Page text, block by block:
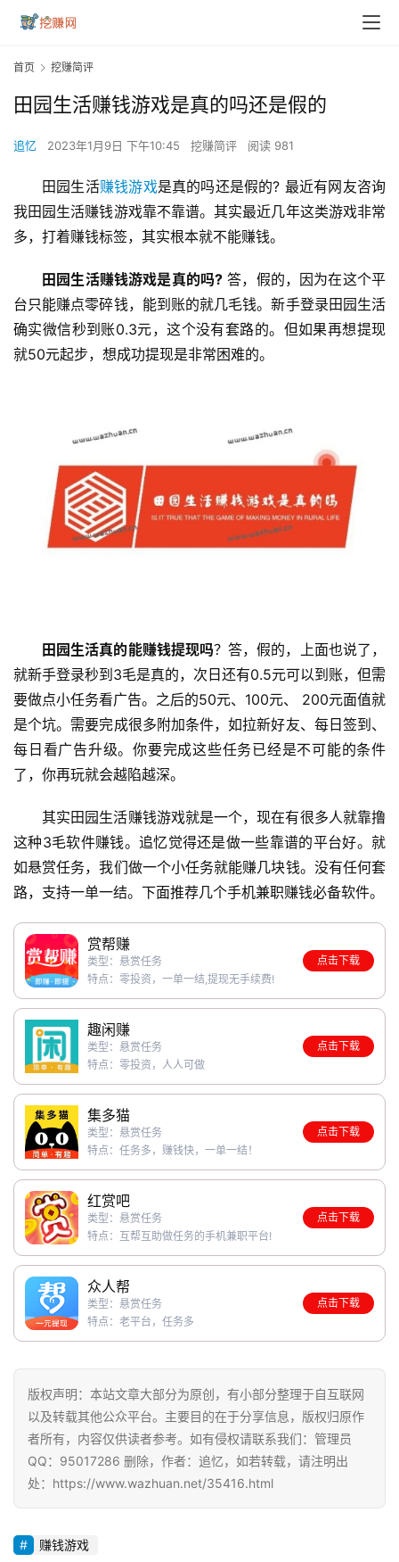
首
挖
赚
简
评
手
A
登录 注册
首页 挖赚简评
田园生活赚钱游戏是真的吗还是假的
追忆 2023年1月9日 下午10:45 挖赚简评 阅读 981
田园生活赚钱游戏是真的吗还是假的? 最近有网友咨询
我田园生活赚钱游戏靠不靠谱。其实最近几年这类游戏非常
多，打着赚钱标签，其实根本就不能赚钱。
田园生活赚钱游戏是真的吗? 答，假的，因为在这个平
台只能赚点零碎钱，能到账的就几毛钱。新手登录田园生活
确实微信秒到账0.3元，这个没有套路的。但如果再想提现
就50元起步，想成功提现是非常困难的。
田园生活真的能赚钱提现吗？答，假的，上面也说了，
就新手登录秒到3毛是真的，次日还有0.5元可以到账，但需
要做点小任务看广告。之后的50元、100元、 200元面值就
是个坑。需要完成很多附加条件，如拉新好友、每日签到、
每日看广告升级。你要完成这些任务已经是不可能的条件
了，你再玩就会越陷越深。
其实田园生活赚钱游戏就是一个，现在有很多人就靠撸
这种3毛软件赚钱。追忆觉得还是做一些靠谱的平台好。就
如悬赏任务，我们做一个小任务就能赚几块钱。没有任何套
路，支持一单一结。下面推荐几个手机兼职赚钱必备软件。
赏帮赚
类型：悬赏任务
特点：零投资，一单一结,提现无手续费!
点击下载
趣闲赚
类型：悬赏任务
特点：零投资，人人可做
点击下载
集多猫
类型：悬赏任务
特点：任务多，赚钱快，一单一结！
点击下载
红赏吧
类型：悬赏任务
特点：互帮互助做任务的手机兼职平台!
点击下载
众人帮
类型：悬赏任务
特点：老平台，任务多
点击下载
版权声明：本站文章大部分为原创，有小部分整理于自互联网
以及转载其他公众平台。主要目的在于分享信息，版权归原作
者所有，内容仅供读者参考。如有侵权请联系我们：管理员
QQ：95017286 删除，作者：追忆，如若转载，请注明出
处：https://www.wazhuan.net/35416.html
赚钱游戏